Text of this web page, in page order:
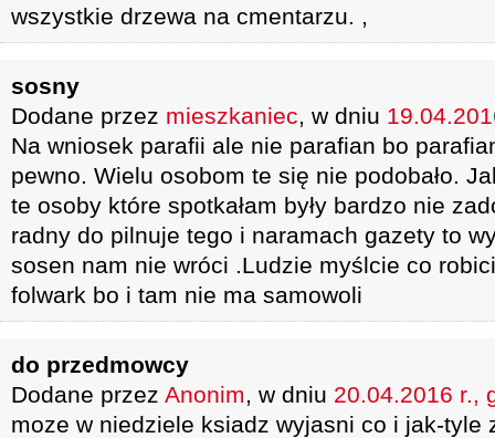
wszystkie drzewa na cmentarzu. ,
sosny
Dodane przez mieszkaniec, w dniu
Na wniosek parafii ale nie parafian bo
pewno. Wielu osobom te się nie podobało.
te osoby które spotkałam były bardzo nie
radny do pilnuje tego i naramach gazety to
sosen nam nie wróci .Ludzie myślcie co
folwark bo i tam nie ma samowoli
do przedmowcy
Dodane przez Anonim, w dniu 20.04.2016 r.,
moze w niedziele ksiadz wyjasni co i jak-tyle